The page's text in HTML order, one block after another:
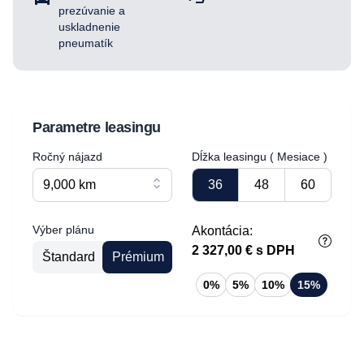
prezúvanie a
uskladnenie
pneumatík
Parametre leasingu
Ročný nájazd
9,000 km
Dĺžka leasingu ( Mesiace )
36 48 60
Výber plánu
Štandard Prémium
Akontácia:
2 327,00 € s DPH
0% 5% 10% 15%